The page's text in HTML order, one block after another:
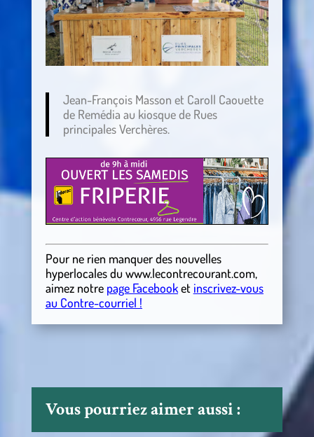
Jean-François Masson et Caroll Caouette
de Remédia au kiosque de Rues
principales Verchères.
Pour ne rien manquer des nouvelles
hyperlocalesdu www.lecontrecourant.com,
aimez notre page Facebooket inscrivez-vous
au Contre-courriel !
Vous pourriez aimer aussi :